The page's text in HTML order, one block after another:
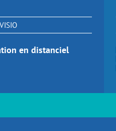
VISIO
en distanciel